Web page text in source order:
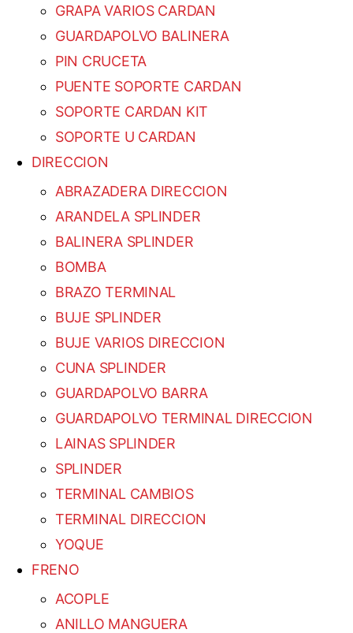
GRAPA VARIOS CARDAN
GUARDAPOLVO BALINERA
PIN CRUCETA
PUENTE SOPORTE CARDAN
SOPORTE CARDAN KIT
SOPORTE U CARDAN
DIRECCION
ABRAZADERA DIRECCION
ARANDELA SPLINDER
BALINERA SPLINDER
BOMBA
BRAZO TERMINAL
BUJE SPLINDER
BUJE VARIOS DIRECCION
CUNA SPLINDER
GUARDAPOLVO BARRA
GUARDAPOLVO TERMINAL DIRECCION
LAINAS SPLINDER
SPLINDER
TERMINAL CAMBIOS
TERMINAL DIRECCION
YOQUE
FRENO
ACOPLE
ANILLO MANGUERA